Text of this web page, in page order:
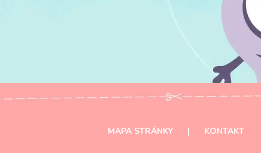
MAPA STRÁNKY | KONTAKT